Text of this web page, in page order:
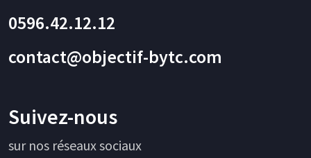
0596.42.12.12
contact@objectif-bytc.com
Suivez-nous
sur nos réseaux sociaux